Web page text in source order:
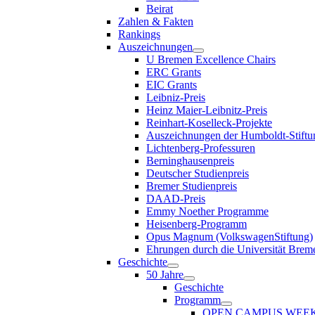
Beirat
Zahlen & Fakten
Rankings
Auszeichnungen
U Bremen Excellence Chairs
ERC Grants
EIC Grants
Leibniz-Preis
Heinz Maier-Leibnitz-Preis
Reinhart-Koselleck-Projekte
Auszeichnungen der Humboldt-
Lichtenberg-Professuren
Berninghausenpreis
Deutscher Studienpreis
Bremer Studienpreis
DAAD-Preis
Emmy Noether Programme
Heisenberg-Programm
Opus Magnum (VolkswagenStiftung)
Ehrungen durch die Universität
Geschichte
50 Jahre
Geschichte
Programm
OPEN CAMPUS